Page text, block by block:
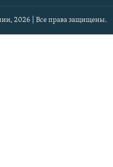
2026 | Все права защищены.